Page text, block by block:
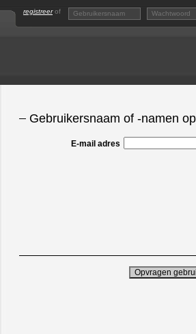
registreerof
Gebruikersnaam of -namen
E-mail adres